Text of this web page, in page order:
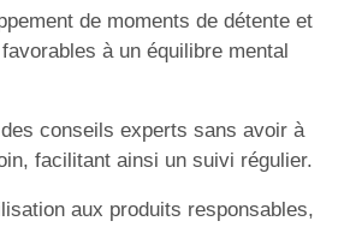
de moments de détente et
à un équilibre mental
des conseils experts sans avoir à
facilitant ainsi un suivi régulier.
aux produits responsables,